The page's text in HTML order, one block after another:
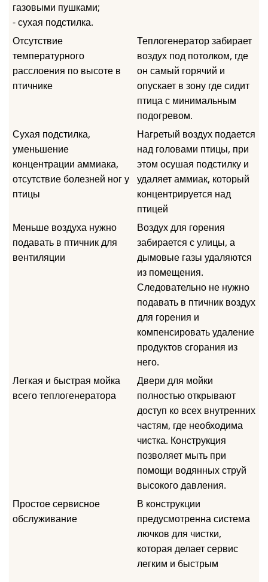
газовыми пушками;
- сухая подстилка.
Отсутствие
температурного
расслоения по высоте в
птичнике
Теплогенератор забирает
воздух под потолком, где
он самый горячий и
опускает в зону где сидит
птица с минимальным
подогревом.
Сухая подстилка,
уменьшение
концентрации аммиака,
отсутствие болезней ног у
птицы
Нагретый воздух подается
над головами птицы, при
этом осушая подстилку и
удаляет аммиак, который
концентрируется над
птицей
Меньше воздуха нужно
подавать в птичник для
вентиляции
Воздух для горения
забирается с улицы, а
дымовые газы удаляются
из помещения.
Следовательно не нужно
подавать в птичник воздух
для горения и
компенсировать удаление
продуктов сгорания из
него.
Легкая и быстрая мойка
всего теплогенератора
Двери для мойки
полностью открывают
доступ ко всех внутренних
частям, где необходима
чистка. Конструкция
позволяет мыть при
помощи водянных струй
высокого давления.
Простое сервисное
обслуживание
В конструкции
предусмотренна система
лючков для чистки,
которая делает сервис
легким и быстрым